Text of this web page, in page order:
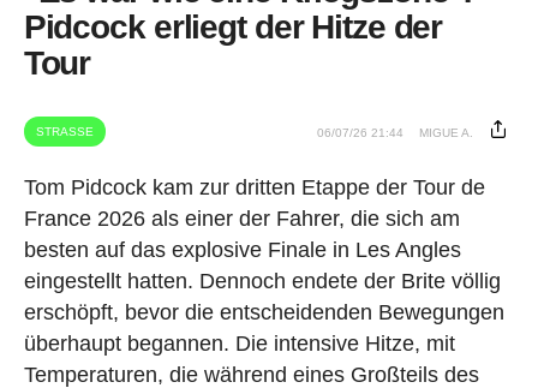
Pidcock erliegt der Hitze der
Tour
STRASSE 06/07/26 21:44 MIGUE A.
Tom Pidcock kam zur dritten Etappe der Tour de
France 2026 als einer der Fahrer, die sich am
besten auf das explosive Finale in Les Angles
eingestellt hatten. Dennoch endete der Brite völlig
erschöpft, bevor die entscheidenden Bewegungen
überhaupt begannen. Die intensive Hitze, mit
Temperaturen, die während eines Großteils des